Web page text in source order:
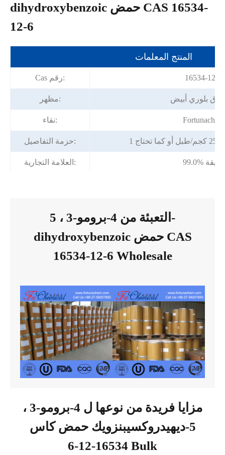
dihydroxybenzoic حمض CAS 16534-
12-6
المنتج المعلمات
Cas رقم: 16534-12-6
مظهر: بلوري أبيض
نقاء: Fortunachem
حزمة التفاصيل:
العلامة التجارية: 99.0% دقيقة
التعبئة من 4-برومو-3 ، 5-
dihydroxybenzoic حمض CAS
16534-12-6 Wholesale
مزايا فريدة من نوعها ل 4-برومو-3 ،
5-ديهيدروكسيبنزويك حمض كاس
16534-12-6 Bulk